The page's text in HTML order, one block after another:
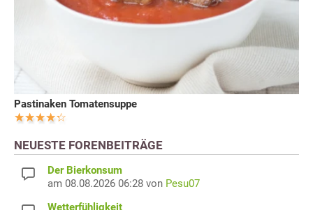
Pastinaken Tomatensuppe
NEUESTE FORENBEITRÄGE
Der Bierkonsum
am 08.08.2026 06:28 von Pesu07
Wetterfühligkeit